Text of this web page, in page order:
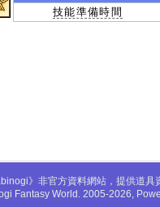
技能準備時間
》非官方資料網站，提供道
Fantasy World. 2005-2026,